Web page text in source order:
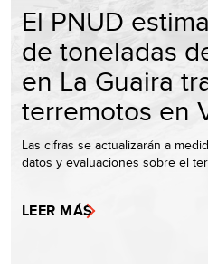
El PNUD
de toneladas
en La Guaira
terremotos en
Las cifras se actualizarán a
datos y evaluaciones sobre el
LEER MÁS